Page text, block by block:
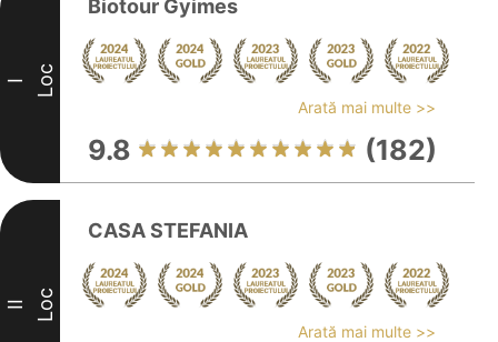
I Loc
Biotour Gyimes
Arată mai multe >>
9.8 (182)
II Loc
CASA STEFANIA
Arată mai multe >>